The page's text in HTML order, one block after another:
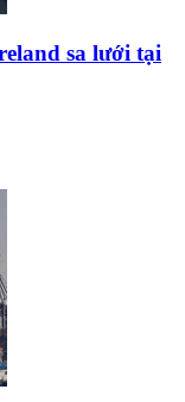
sa lưới tại